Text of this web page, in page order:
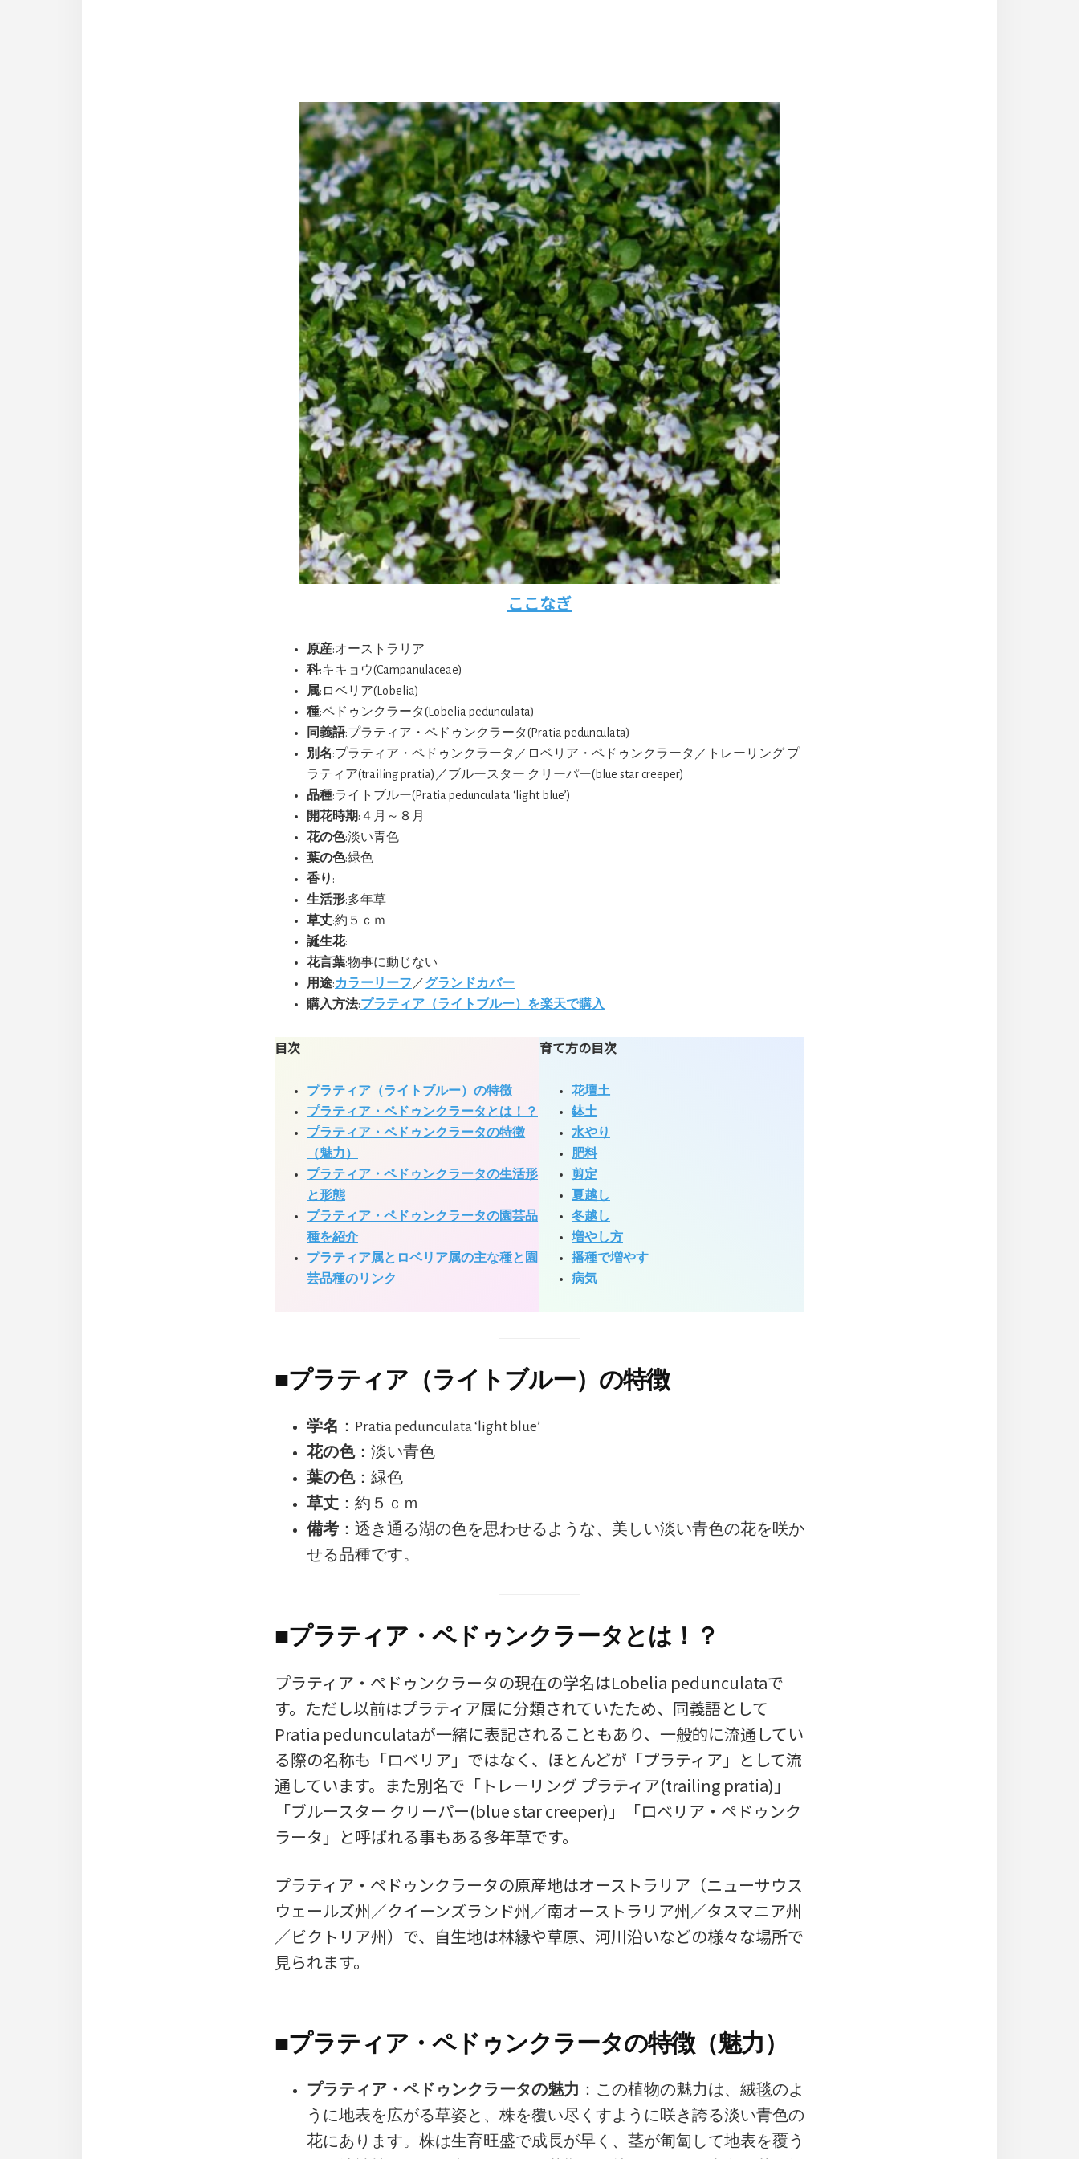
ここなぎ
原産:オーストラリア
科:キキョウ(Campanulaceae)
属:ロベリア(Lobelia)
種:ペドゥンクラータ(Lobelia pedunculata)
同義語:プラティア・ペドゥンクラータ(Pratia pedunculata)
別名:プラティア・ペドゥンクラータ／ロベリア・ペドゥンクラータ／トレーリング プ
ラティア(trailing pratia)／ブルースター クリーパー(blue star creeper)
品種:ライトブルー(Pratia pedunculata ‘light blue’)
開花時期:４月～８月
花の色:淡い青色
葉の色:緑色
香り :
生活形:多年草
草丈:約５ｃｍ
誕生花:
花言葉:物事に動じない
用途:カラーリーフ ／グランドカバー
購入方法:プラティア（ライトブルー）を楽天で購入
目次
プラティア（ライトブルー）の特徴
プラティア・ペドゥンクラータとは！？
プラティア・ペドゥンクラータの特徴
（魅力）
プラティア・ペドゥンクラータの生活形
と形態
プラティア・ペドゥンクラータの園芸品
種を紹介
プラティア属とロベリア属の主な種と園
芸品種のリンク
育て方の目次
花壇土
鉢土
水やり
肥料
剪定
夏越し
冬越し
増やし方
播種で増やす
病気
■プラティア（ライトブルー）の特徴
学名 ：Pratia pedunculata ‘light blue’
花の色：淡い青色
葉の色：緑色
草丈 ：約５ｃｍ
備考 ：透き通る湖の色を思わせるような、美しい淡い青色の花を咲か
せる品種です。
■プラティア・ペドゥンクラータとは！？
プラティア・ペドゥンクラータの現在の学名はLobelia pedunculataで
す。ただし以前はプラティア属に分類されていたため、同義語として
Pratia pedunculataが一緒に表記されることもあり、一般的に流通してい
る際の名称も「ロベリア」ではなく、ほとんどが「プラティア」として流
通しています。また別名で「トレーリング プラティア(trailing pratia)」
「ブルースター クリーパー(blue star creeper)」「ロベリア・ペドゥンク
ラータ」と呼ばれる事もある多年草です。
プラティア・ペドゥンクラータの原産地はオーストラリア（ニューサウス
ウェールズ州／クイーンズランド州／南オーストラリア州／タスマニア州
／ビクトリア州）で、自生地は林縁や草原、河川沿いなどの様々な場所で
見られます。
■プラティア・ペドゥンクラータの特徴（魅力）
プラティア・ペドゥンクラータの魅力 ：この植物の魅力は、絨毯のよ
うに地表を広がる草姿と、株を覆い尽くすように咲き誇る淡い青色の
花にあります。株は生育旺盛で成長が早く、茎が匍匐して地表を覆う